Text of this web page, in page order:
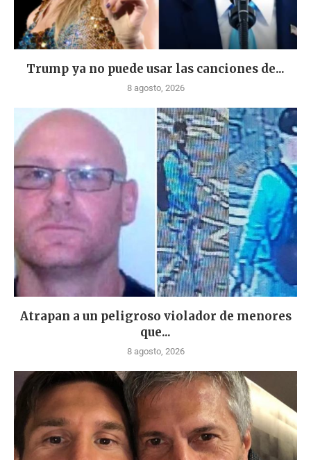
Trump ya no puede usar las canciones de...
8 agosto, 2026
Atrapan a un peligroso violador de menores
que...
8 agosto, 2026